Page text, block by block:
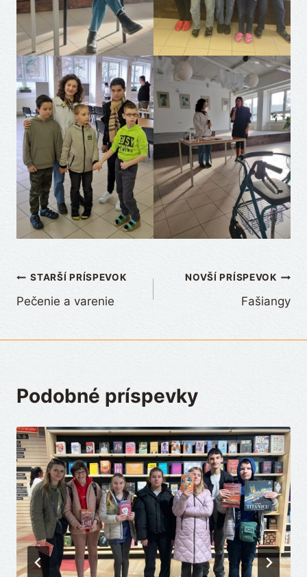
Navigácia
v
článku
STARŠÍ PRÍSPEVOK
Pečenie a varenie
NOVŠÍ PRÍSPEVOK
Fašiangy
Podobné príspevky